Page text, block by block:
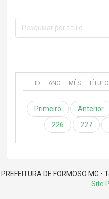
ID ANO MÊS TÍTULO
Primeiro Anterior
226
227
PREFEITURA DE FORMOSO MG
Site